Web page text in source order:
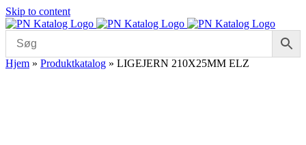
Skip to content
Hjem » Produktkatalog » LIGEJERN 210X25MM ELZ